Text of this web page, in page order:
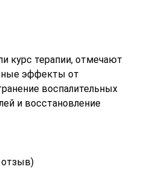
курс терапии, отмечают
эффекты от
воспалительных
и восстановление
отзыв)